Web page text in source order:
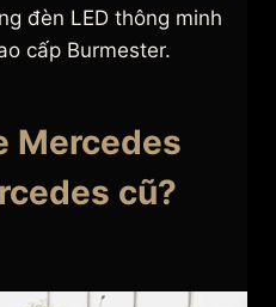
đèn LED thông minh
cấp Burmester.
Mercedes
cũ?